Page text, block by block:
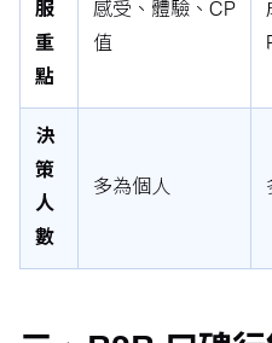
服
重
點
感受、體驗、CP
值
決
策
人
數
多為個人